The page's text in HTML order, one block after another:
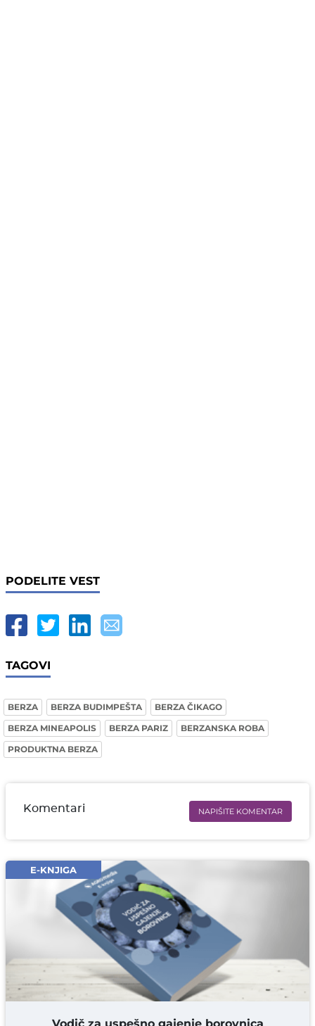
PODELITE VEST
TAGOVI
BERZA BERZA BUDIMPEŠTA
BERZA ČIKAGO
BERZA MINEAPOLIS
BERZA PARIZ
BERZANSKA ROBA
PRODUKTNA BERZA
Komentari NAPIŠITE KOMENTAR
Email* obavezno
Komentar* obavezno
DODAJ KOMENTAR
E-KNJIGA